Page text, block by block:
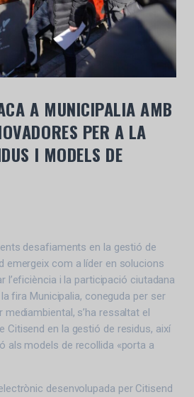
A MUNICIPALIA AMB
PER A LA
I MODELS DE
desafiaments en la gestió de
emergeix com a líder en solucions
l’eficiència i la participació ciutadana
fira Municipalia, coneguda per ser
s’ha ressaltat el
Citisend en la gestió de residus, així
als models de recollida «porta a
desenvolupada per Citisend